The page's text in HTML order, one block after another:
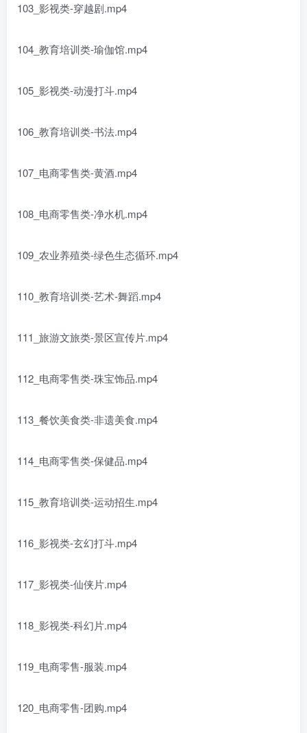
103_影视类-穿越剧.mp4
104_教育培训类-瑜伽馆.mp4
105_影视类-动漫打斗.mp4
106_教育培训类-书法.mp4
107_电商零售类-黄酒.mp4
108_电商零售类-净水机.mp4
109_农业养殖类-绿色生态循环.mp4
110_教育培训类-艺术-舞蹈.mp4
111_旅游文旅类-景区宣传片.mp4
112_电商零售类-珠宝饰品.mp4
113_餐饮美食类-非遗美食.mp4
114_电商零售类-保健品.mp4
115_教育培训类-运动招生.mp4
116_影视类-玄幻打斗.mp4
117_影视类-仙侠片.mp4
118_影视类-科幻片.mp4
119_电商零售-服装.mp4
120_电商零售-团购.mp4